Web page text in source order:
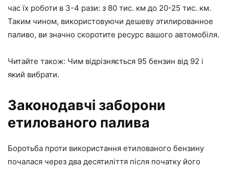
час їх роботи в 3-4 рази: з 80 тис. км до 20-25 тис. км.
Таким чином, використовуючи дешеву этилированное
паливо, ви значно скоротите ресурс вашого автомобіля.
Читайте також: Чим відрізняється 95 бензин від 92 і
який вибрати.
Законодавчі заборони
етилованого палива
Боротьба проти використання етилованого бензину
почалася через два десятиліття після початку його